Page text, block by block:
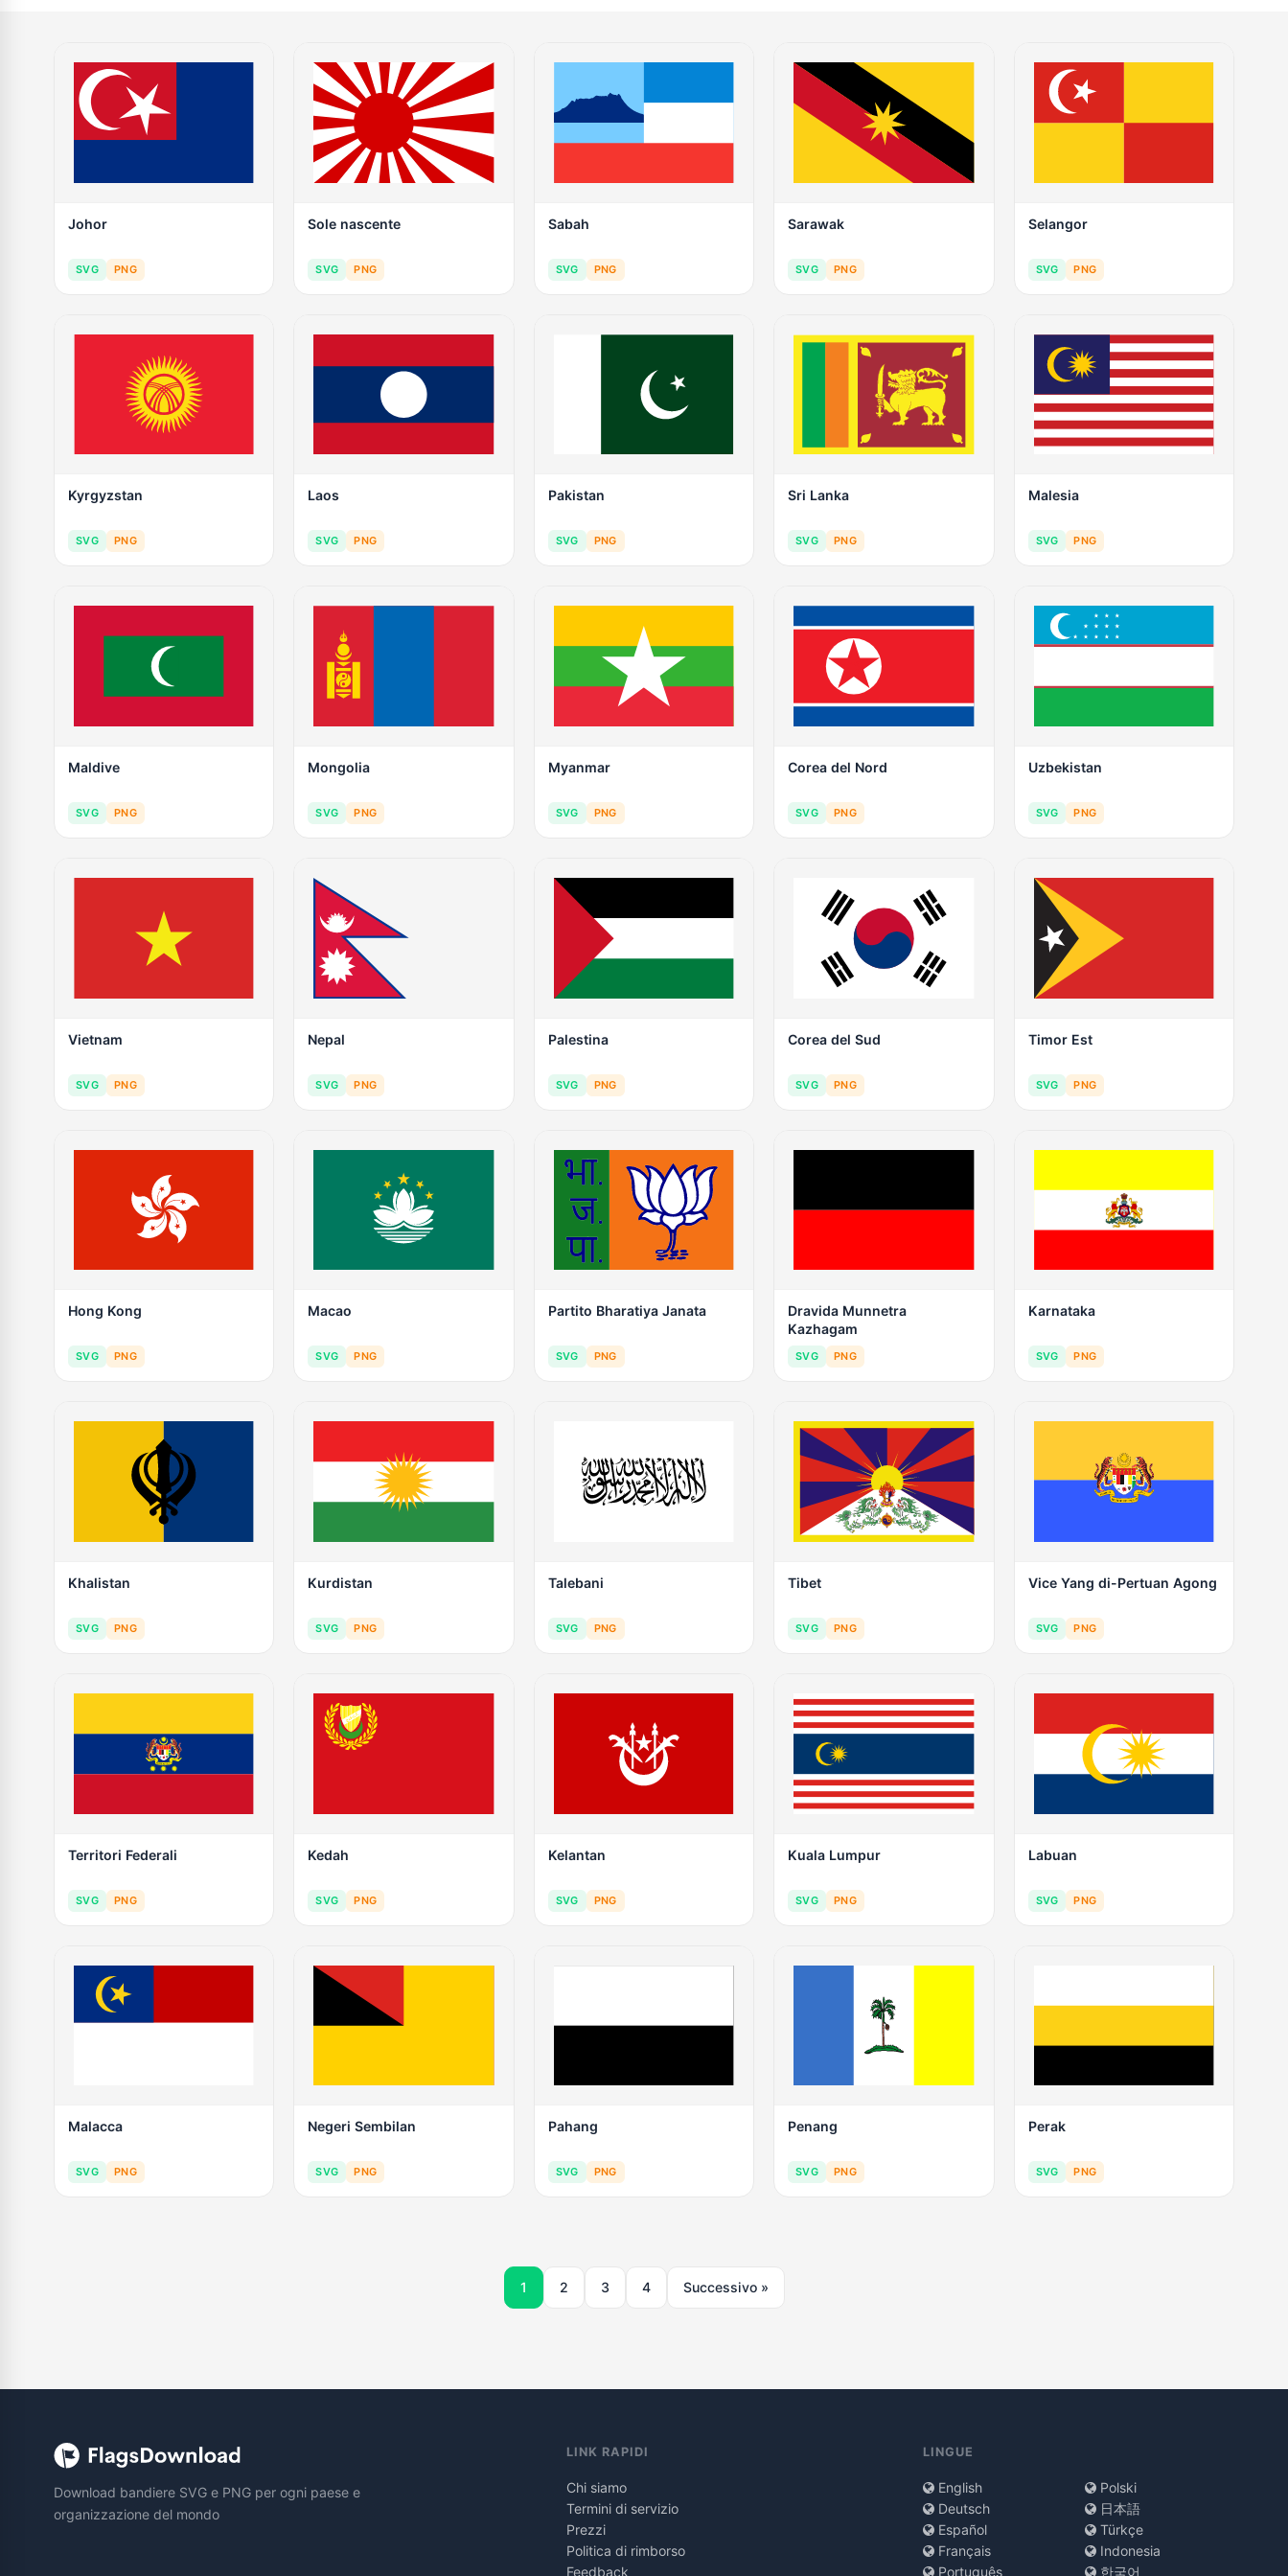
Johor
SVG PNG
Sole nascente
SVG PNG
Sabah
SVG PNG
Sarawak
SVG PNG
Selangor
SVG PNG
Kyrgyzstan
SVG PNG
Laos
SVG PNG
Pakistan
SVG PNG
Sri Lanka
SVG PNG
Malesia
SVG PNG
Maldive
SVG PNG
Mongolia
SVG PNG
Myanmar
SVG PNG
Corea del Nord
SVG PNG
Uzbekistan
SVG PNG
Vietnam
SVG PNG
Nepal
SVG PNG
Palestina
SVG PNG
Corea del Sud
SVG PNG
Timor Est
SVG PNG
Hong Kong
SVG PNG
Macao
SVG PNG
Partito Bharatiya Janata
SVG PNG
Dravida Munnetra
Kazhagam
SVG PNG
Karnataka
SVG PNG
Khalistan
SVG PNG
Kurdistan
SVG PNG
Talebani
SVG PNG
Tibet
SVG PNG
Vice Yang di-Pertuan Agong
SVG PNG
Territori Federali
SVG PNG
Kedah
SVG PNG
Kelantan
SVG PNG
Kuala Lumpur
SVG PNG
Labuan
SVG PNG
Malacca
SVG PNG
Negeri Sembilan
SVG PNG
Pahang
SVG PNG
Penang
SVG PNG
Perak
SVG PNG
1 2 3 4 Successivo »
Download bandiere SVG e PNG per ogni paese e
organizzazione del mondo
LINK RAPIDI
Chi siamo
Termini di servizio
Prezzi
Politica di rimborso
Feedback
LINGUE
English
Deutsch
Español
Français
Português
Polski
日本語
Türkçe
Indonesia
한국어